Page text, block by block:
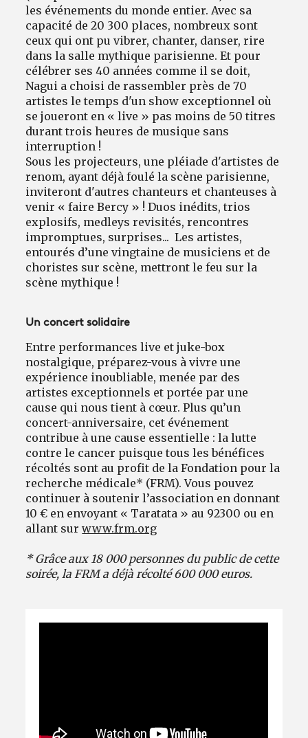
les événements du monde entier. Avec sa
capacité de 20 300 places, nombreux sont
ceux qui ont pu vibrer, chanter, danser, rire
dans la salle mythique parisienne. Et pour
célébrer ses 40 années comme il se doit,
Nagui a choisi de rassembler près de 70
artistes le temps d'un show exceptionnel où
se joueront en « live » pas moins de 50 titres
durant trois heures de musique sans
interruption !
Sous les projecteurs, une pléiade d'artistes de
renom, ayant déjà foulé la scène parisienne,
inviteront d'autres chanteurs et chanteuses à
venir « faire Bercy » ! Duos inédits, trios
explosifs, medleys revisités, rencontres
impromptues, surprises... Les artistes,
entourés d’une vingtaine de musiciens et de
choristes sur scène, mettront le feu sur la
scène mythique !
Un concert solidaire
Entre performances live et juke-box
nostalgique, préparez-vous à vivre une
expérience inoubliable, menée par des
artistes exceptionnels et portée par une
cause qui nous tient à cœur. Plus qu’un
concert-anniversaire, cet événement
contribue à une cause essentielle : la lutte
contre le cancer puisque tous les bénéfices
récoltés sont au profit de la Fondation pour la
recherche médicale* (FRM). Vous pouvez
continuer à soutenir l’association en donnant
10 € en envoyant « Taratata » au 92300 ou en
allant surwww.frm.org
* Grâce aux 18 000 personnes du public de cette
soirée, la FRM a déjà récolté 600 000 euros.